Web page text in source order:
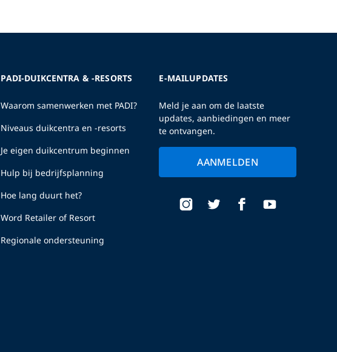
PADI-DUIKCENTRA & -RESORTS
Waarom samenwerken met PADI?
Niveaus duikcentra en -resorts
Je eigen duikcentrum beginnen
Hulp bij bedrijfsplanning
Hoe lang duurt het?
Word Retailer of Resort
Regionale ondersteuning
E-MAILUPDATES
Meld je aan om de laatste
updates, aanbiedingen en meer
te ontvangen.
AANMELDEN